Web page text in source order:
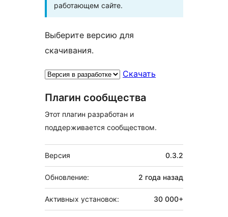
работающем сайте.
Выберите версию для
скачивания.
Скачать
Плагин сообщества
Этот плагин разработан и
поддерживается сообществом.
Мета
Версия 0.3.2
Обновление: 2 года назад
Активных установок: 30 000+